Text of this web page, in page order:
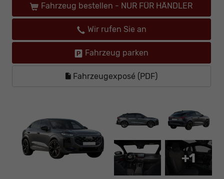
Fahrzeug bestellen - NUR FÜR HÄNDLER
Wir rufen Sie an
Fahrzeug parken
Fahrzeugexposé (PDF)
+1